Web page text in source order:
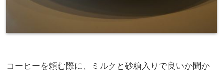
コーヒーを頼む際に、ミルクと砂糖入りで良いか聞か